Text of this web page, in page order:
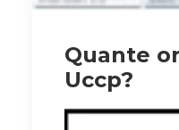
Quante
Uccp?